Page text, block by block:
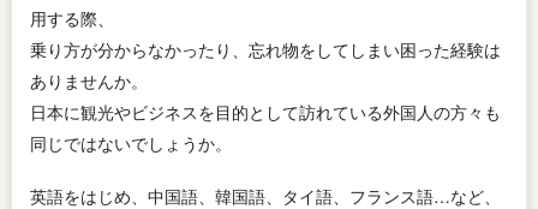
用する際、
乗り方が分からなかったり、忘れ物をしてしまい困った経験は
ありませんか。
日本に観光やビジネスを目的として訪れている外国人の方々も
同じではないでしょうか。
英語をはじめ、中国語、韓国語、タイ語、フランス語…など、